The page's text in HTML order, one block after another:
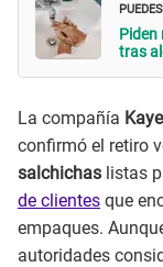
Piden
tras
La compañía
confirmó el retiro
salchichas listas
de clientes que
empaques.
autoridades